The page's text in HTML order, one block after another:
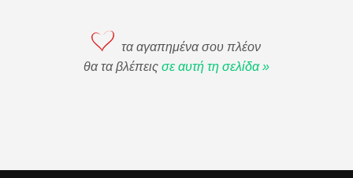
τα αγαπημένα σου πλέον
θα τα βλέπεις σε αυτή τη σελίδα »